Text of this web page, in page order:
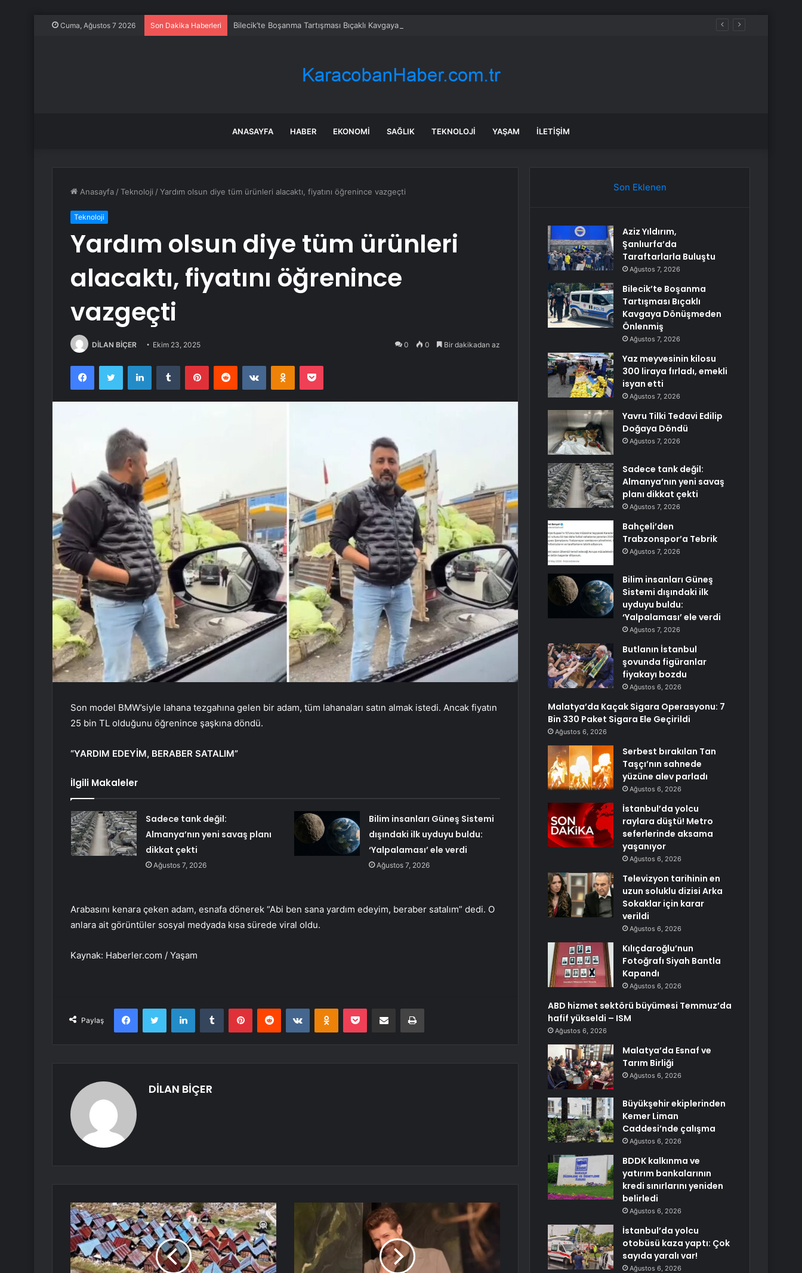
Cuma, Ağustos 7 2026 Son Dakika Haberleri Bilecik’te Boşanma Tartışması Bıçaklı Kavgaya Dönüşmeden Önlenmiş
ANASAYFA HABER EKONOMI SAĞLIK TEKNOLOJI YAŞAM İLETIŞIM
Anasayfa /Teknoloji /Yardım olsun diye tüm ürünleri alacaktı, fiyatını öğrenince vazgeçti
Teknoloji
Yardım olsun diye tüm ürünleri
alacaktı, fiyatını öğrenince
vazgeçti
DİLAN BİÇER Ekim 23, 2025 0 0 Bir dakikadan az
FacebookTwitter LinkedInTumblr PinterestReddit VKontakteOdnoklassniki
Pocket
Son model BMW’siyle lahana tezgahına gelen bir adam, tüm lahanaları satın almak istedi. Ancak fiyatın
25 bin TL olduğunu öğrenince şaşkına döndü.
“YARDIM EDEYİM, BERABER SATALIM”
İlgili Makaleler
Sadece tank değil:
Almanya’nın yeni savaş planı
dikkat çekti
Ağustos 7, 2026
Bilim insanları Güneş Sistemi
dışındaki ilk uyduyu buldu:
‘Yalpalaması’ ele verdi
Ağustos 7, 2026
Arabasını kenara çeken adam, esnafa dönerek “Abi ben sana yardım edeyim, beraber satalım” dedi. O
anlara ait görüntüler sosyal medyada kısa sürede viral oldu.
Kaynak: Haberler.com / Yaşam
Paylaş
FacebookTwitter LinkedInTumblr PinterestReddit VKontakteOdnoklassniki
Pocket E-Posta ile paylaş Yazdır
DİLAN BİÇER
Son Eklenen
Aziz Yıldırım,
Şanlıurfa’da
Taraftarlarla Buluştu
Ağustos 7, 2026
Bilecik’te Boşanma
Tartışması Bıçaklı
Kavgaya Dönüşmeden
Önlenmiş
Ağustos 7, 2026
Yaz meyvesinin kilosu
300 liraya fırladı, emekli
isyan etti
Ağustos 7, 2026
Yavru Tilki Tedavi Edilip
Doğaya Döndü
Ağustos 7, 2026
Sadece tank değil:
Almanya’nın yeni savaş
planı dikkat çekti
Ağustos 7, 2026
Bahçeli’den
Trabzonspor’a Tebrik
Ağustos 7, 2026
Bilim insanları Güneş
Sistemi dışındaki ilk
uyduyu buldu:
‘Yalpalaması’ ele verdi
Ağustos 7, 2026
Butlanın İstanbul
şovunda figüranlar
fiyakayı bozdu
Ağustos 6, 2026
Malatya’da Kaçak Sigara Operasyonu: 7
Bin 330 Paket Sigara Ele Geçirildi
Ağustos 6, 2026
Serbest bırakılan Tan
Taşçı’nın sahnede
yüzüne alev parladı
Ağustos 6, 2026
İstanbul’da yolcu
raylara düştü! Metro
seferlerinde aksama
yaşanıyor
Ağustos 6, 2026
Televizyon tarihinin en
uzun soluklu dizisi Arka
Sokaklar için karar
verildi
Ağustos 6, 2026
Kılıçdaroğlu’nun
Fotoğrafı Siyah Bantla
Kapandı
Ağustos 6, 2026
ABD hizmet sektörü büyümesi Temmuz’da
hafif yükseldi – ISM
Ağustos 6, 2026
Malatya’da Esnaf ve
Tarım Birliği
Ağustos 6, 2026
Büyükşehir ekiplerinden
Kemer Liman
Caddesi’nde çalışma
Ağustos 6, 2026
BDDK kalkınma ve
yatırım bankalarının
kredi sınırlarını yeniden
belirledi
Ağustos 6, 2026
İstanbul’da yolcu
otobüsü kaza yaptı: Çok
sayıda yaralı var!
Ağustos 6, 2026